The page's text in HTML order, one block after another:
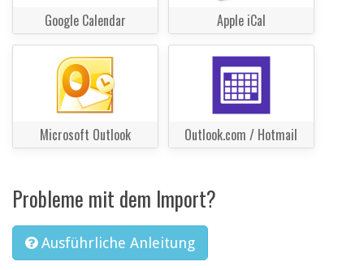
Google Calendar Apple iCal
Microsoft Outlook Outlook.com / Hotmail
Probleme mit dem Import?
Ausführliche Anleitung